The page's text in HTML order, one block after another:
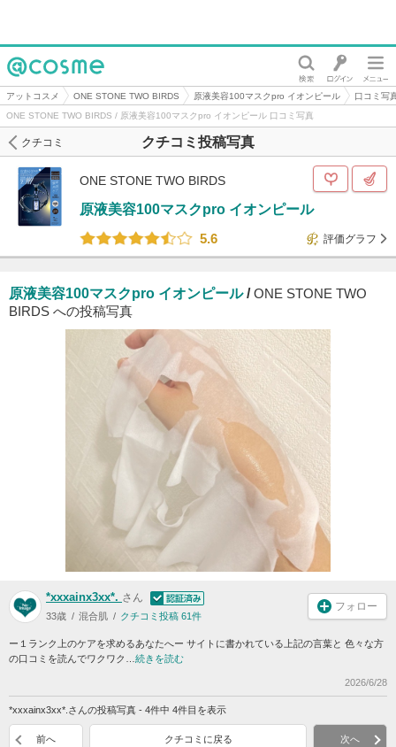
@cosme
アットコスメ ONE STONE TWO BIRDS 原液美容100マスクpro イオンピール
口コミ写
ONE STONE TWO BIRDS / 原液美容100マスクpro イオンピール 口コミ写真
クチコミ投稿写真
クチコミ
ONE STONE TWO BIRDS
原液美容100マスクpro イオンピール
5.6
評価グラフ
原液美容100マスクpro イオンピール/ONE STONE TWO
BIRDS への投稿写真
*xxxainx3xx*. さん
33歳 混合肌 クチコミ投稿 61件
フォロー
ー１ランク上のケアを求めるあなたへー サイトに書かれている上記の言葉と 色々な方
の口コミを読んでワクワク… 続きを読む
2026/6/28
*xxxainx3xx*.さんの投稿写真 - 4件中 4件目を表示
前へ クチコミに戻る 次へ